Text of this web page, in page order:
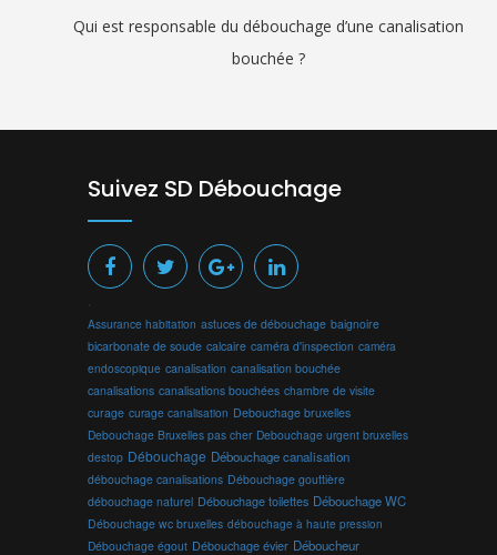
Qui est responsable du débouchage d’une canalisation
bouchée ?
Suivez SD Débouchage
Assurance habitation astuces de débouchage baignoire
bicarbonate de soude calcaire caméra d'inspection caméra
endoscopique canalisation canalisation bouchée
canalisations canalisations bouchées chambre de visite
curage curage canalisation Debouchage bruxelles
Debouchage Bruxelles pas cher Debouchage urgent bruxelles
destop Débouchage Débouchage canalisation
débouchage canalisations Débouchage gouttière
débouchage naturel Débouchage toilettes Débouchage WC
Débouchage wc bruxelles débouchage à haute pression
Débouchage égout Débouchage évier Déboucheur